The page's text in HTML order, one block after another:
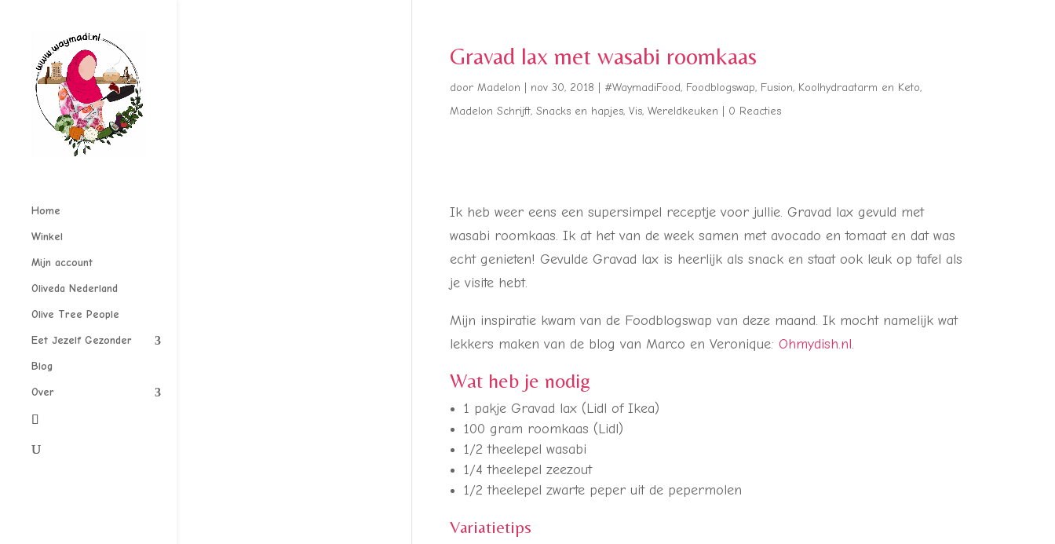
Home
Winkel
Mijn account
Oliveda Nederland
Olive Tree People
Eet Jezelf Gezonder
Blog
Over
Gravad lax met wasabi roomkaas
doorMadelon nov 30, 2018 #WaymadiFood, Foodblogswap, Fusion, Koolhydraatarm en Keto,
Madelon Schrijft,Snacks en hapjes,Vis,Wereldkeuken 0 Reacties
Ik heb weer eens een supersimpel receptje voor jullie. Gravad lax gevuld met
wasabi roomkaas. Ik at het van de week samen met avocado en tomaat en dat was
echt genieten! Gevulde Gravad lax is heerlijk als snack en staat ook leuk op tafel als
je visite hebt.
Mijn inspiratie kwam van de Foodblogswap van deze maand. Ik mocht namelijk wat
lekkers maken van de blog van Marco en Veronique:Ohmydish.nl.
Wat heb je nodig
1 pakje Gravad lax (Lidl of Ikea)
100 gram roomkaas (Lidl)
1/2 theelepel wasabi
1/4 theelepel zeezout
1/2 theelepel zwarte peper uit de pepermolen
Variatietips